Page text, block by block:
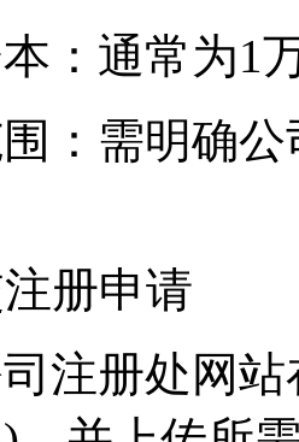
通常为1
需明确公
册申请
册处网站